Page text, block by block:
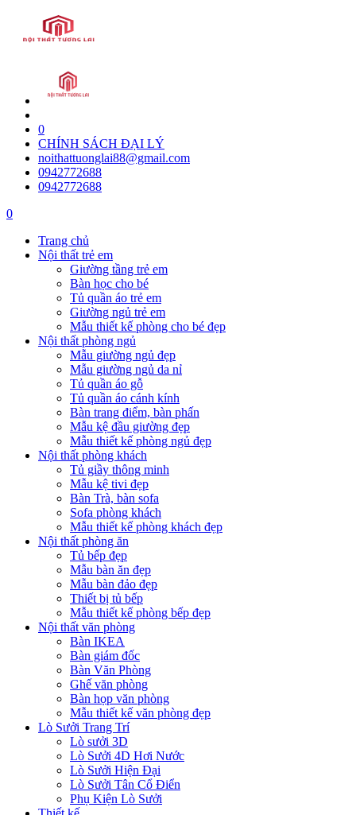
0
CHÍNH SÁCH ĐẠI LÝ
noithattuonglai88@gmail.com
0942772688
0942772688
0
Trang chủ
Nội thất trẻ em
Giường tầng trẻ em
Bàn học cho bé
Tủ quần áo trẻ em
Giường ngủ trẻ em
Mẫu thiết kế phòng cho bé đẹp
Nội thất phòng ngủ
Mẫu giường ngủ đẹp
Mẫu giường ngủ da nỉ
Tủ quần áo gỗ
Tủ quần áo cánh kính
Bàn trang điểm, bàn phấn
Mẫu kệ đầu giường đẹp
Mẫu thiết kế phòng ngủ đẹp
Nội thất phòng khách
Tủ giầy thông minh
Mẫu kệ tivi đẹp
Bàn Trà, bàn sofa
Sofa phòng khách
Mẫu thiết kế phòng khách đẹp
Nội thất phòng ăn
Tủ bếp đẹp
Mẫu bàn ăn đẹp
Mẫu bàn đảo đẹp
Thiết bị tủ bếp
Mẫu thiết kế phòng bếp đẹp
Nội thất văn phòng
Bàn IKEA
Bàn giám đốc
Bàn Văn Phòng
Ghế văn phòng
Bàn họp văn phòng
Mẫu thiết kế văn phòng đẹp
Lò Sưởi Trang Trí
Lò sưởi 3D
Lò Sưởi 4D Hơi Nước
Lò Sưởi Hiện Đại
Lò Sưởi Tân Cổ Điển
Phụ Kiện Lò Sưởi